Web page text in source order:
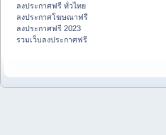
ลงประกาศฟรี ทั่วไทย
ลงประกาศโฆษณาฟรี
ลงประกาศฟรี 2023
รวมเว็บลงประกาศฟรี